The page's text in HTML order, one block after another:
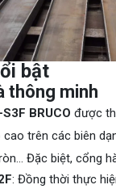
bật
thông minh
BRUCO được
trên các biên
Đặc biệt, cổng
: Đồng thời thực